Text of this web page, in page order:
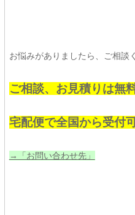
お悩みがありましたら、ご相談
ご相談、お見積りは無
宅配便で全国から受付
→「お問い合わせ先」